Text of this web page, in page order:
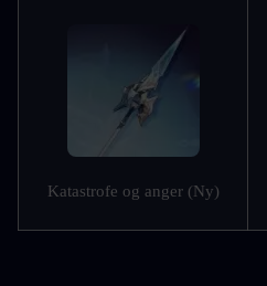
Katastrofe og anger (Ny)